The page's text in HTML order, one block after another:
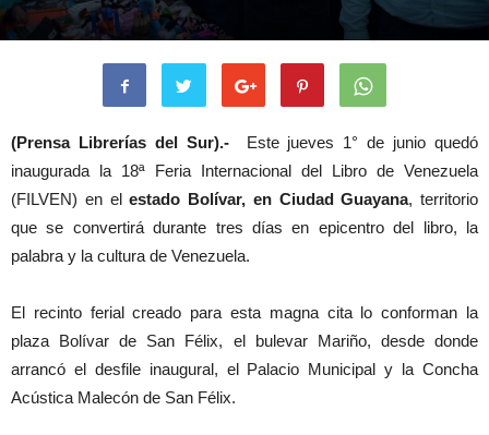
(Prensa Librerías del Sur).- Este jueves 1° de junio quedó
inaugurada la 18ª Feria Internacional del Libro de Venezuela
(FILVEN) en elestado Bolívar, en Ciudad Guayana, territorio
que se convertirá durante tres días en epicentro del libro, la
palabra y la cultura de Venezuela.
El recinto ferial creado para esta magna cita lo conforman la
plaza Bolívar de San Félix, el bulevar Mariño, desde donde
arrancó el desfile inaugural, el Palacio Municipal y la Concha
Acústica Malecón de San Félix.